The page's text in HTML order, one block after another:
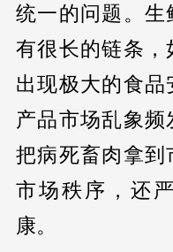
统一的问题。生
有很长的链条，
出现极大的食
产品市场乱象
把病死畜肉拿到
市场秩序，还
康。